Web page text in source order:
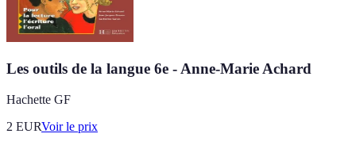
Les outils de la langue 6e - Anne-Marie Achard
Hachette GF
2 EURVoir le prix